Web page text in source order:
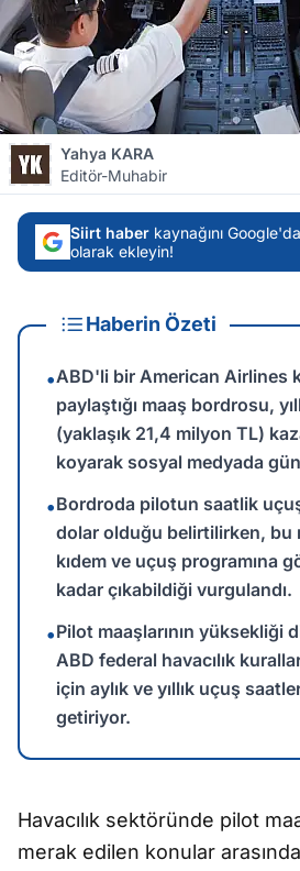
Yahya KARA
Editör-Muhabir
Siirt haber kaynağını
olarak ekleyin!
Haberin Özeti
•ABD'li bir American Airlines
paylaştığı maaş bordrosu,
(yaklaşık 21,4 milyon TL)
koyarak sosyal medyada
•Bordroda pilotun saatlik
dolar olduğu belirtilirken, bu
kıdem ve uçuş programına
kadar çıkabildiği vurgulandı.
•Pilot maaşlarının yüksekliği
ABD federal havacılık
için aylık ve yıllık uçuş
getiriyor.
Havacılık sektöründe pilot
merak edilen konular